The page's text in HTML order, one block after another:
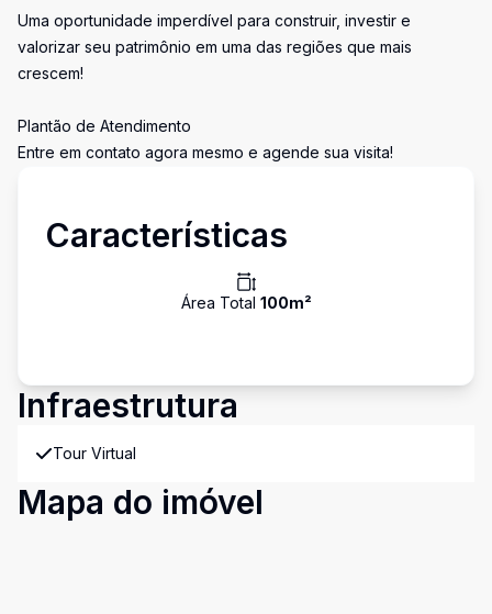
Uma oportunidade imperdível para construir, investir e
valorizar seu patrimônio em uma das regiões que mais
crescem!
Plantão de Atendimento
Entre em contato agora mesmo e agende sua visita!
Características
Área Total 100m²
Infraestrutura
Tour Virtual
Mapa do imóvel